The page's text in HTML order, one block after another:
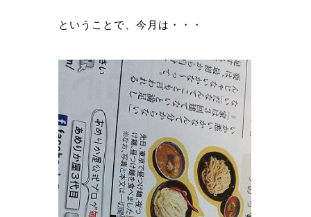
ということで、今月は・・・